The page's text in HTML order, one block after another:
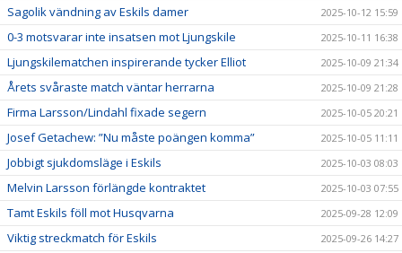
Sagolik vändning av Eskils damer 2025-10-12 15:59
0-3 motsvarar inte insatsen mot Ljungskile 2025-10-11 16:38
Ljungskilematchen inspirerande tycker Elliot 2025-10-09 21:34
Årets svåraste match väntar herrarna 2025-10-09 21:28
Firma Larsson/Lindahl fixade segern 2025-10-05 20:21
Josef Getachew: ”Nu måste poängen komma” 2025-10-05 11:11
Jobbigt sjukdomsläge i Eskils 2025-10-03 08:03
Melvin Larsson förlängde kontraktet 2025-10-03 07:55
Tamt Eskils föll mot Husqvarna 2025-09-28 12:09
Viktig streckmatch för Eskils 2025-09-26 14:27